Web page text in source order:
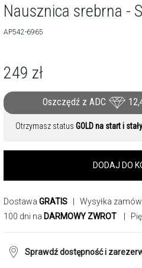
Nausznica srebrna -
AP542-6965
249 zł
Oszczędź z ADC
Otrzymasz status GOLD na start i
DODAJ DO
Dostawa GRATIS | Wysyłka
100 dni na DARMOWY ZWROT |
Sprawdź dostępność i